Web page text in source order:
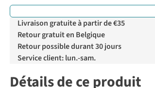
Livraison gratuite à partir de €35
Retour gratuit en Belgique
Retour possible durant 30 jours
Service client: lun.-sam.
Détails de ce produit